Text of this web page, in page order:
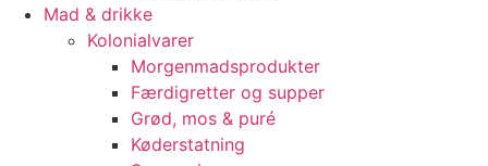
Mad & drikke
Kolonialvarer
Morgenmadsprodukter
Færdigretter og supper
Grød, mos & puré
Køderstatning